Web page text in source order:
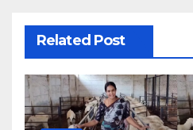
Related Post